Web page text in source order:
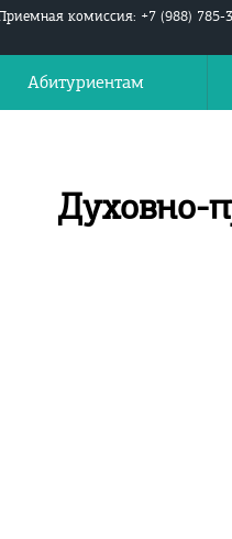
комиссия: +7 (988) 785-
Абитуриентам
Духовно-